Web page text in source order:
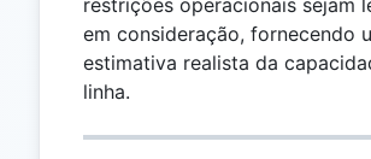
em consideração, fornecendo
estimativa realista da
linha.